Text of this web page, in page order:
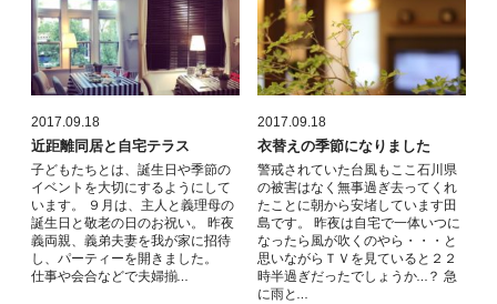
2017.09.18
近距離同居と自宅テラス
子どもたちとは、誕生日や季節の
イベントを大切にするようにして
います。 ９月は、主人と義理母の
誕生日と敬老の日のお祝い。 昨夜
義両親、義弟夫妻を我が家に招待
し、パーティーを開きました。
仕事や会合などで夫婦揃…
2017.09.18
衣替えの季節になりました
警戒されていた台風もここ石川県
の被害はなく無事過ぎ去ってくれ
たことに朝から安堵しています田
島です。 昨夜は自宅で一体いつに
なったら風が吹くのやら・・・と
思いながらＴＶを見ていると２２
時半過ぎだったでしょうか…？ 急
に雨と…